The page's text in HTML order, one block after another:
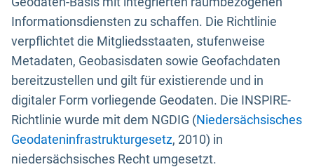
Informationsdiensten zu schaffen. Die Richtlinie
verpflichtet die Mitgliedsstaaten, stufenweise
Metadaten, Geobasisdaten sowie Geofachdaten
bereitzustellen und gilt für existierende und in
digitaler Form vorliegende Geodaten. Die INSPIRE-
Richtlinie wurde mit dem NGDIG (Niedersächsisches
Geodateninfrastrukturgesetz, 2010) in
niedersächsisches Recht umgesetzt.